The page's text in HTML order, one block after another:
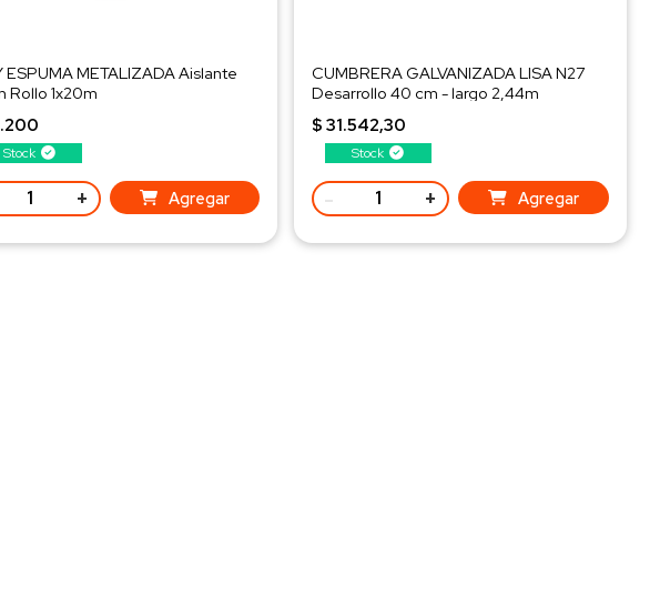
Stock
ESPUMA METALIZADA Aislante
Rollo 1x20m
+ Agregar
Stock
CUMBRERA GALVANIZADA LISA N27
Desarrollo 40 cm - largo 2,44m
$ 31.542,30
- + Agregar